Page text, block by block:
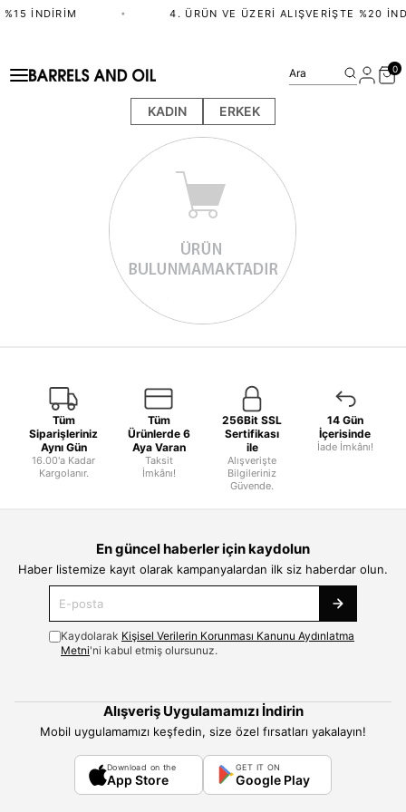
İNDIRIM • 4. ÜRÜN VE ÜZERI ALIŞVERIŞTE %20
KADIN ERKEK
Ara 0
Tüm
Siparişleriniz
Aynı Gün
16.00'a Kadar
Kargolanır.
Tüm
Ürünlerde 6
Aya Varan
Taksit
İmkânı!
256Bit SSL
Sertifikası
ile
Alışverişte
Bilgileriniz
Güvende.
14 Gün
İçerisinde
İade İmkânı!
En güncel haberler için kaydolun
Haber listemize kayıt olarak kampanyalardan ilk siz haberdar olun.
Kaydolarak Kişisel Verilerin Korunması Kanunu Aydınlatma
Metni'ni kabul etmiş olursunuz.
Alışveriş Uygulamamızı İndirin
Mobil uygulamamızı keşfedin, size özel fırsatları yakalayın!
Download on the
App Store
GET IT ON
Google Play